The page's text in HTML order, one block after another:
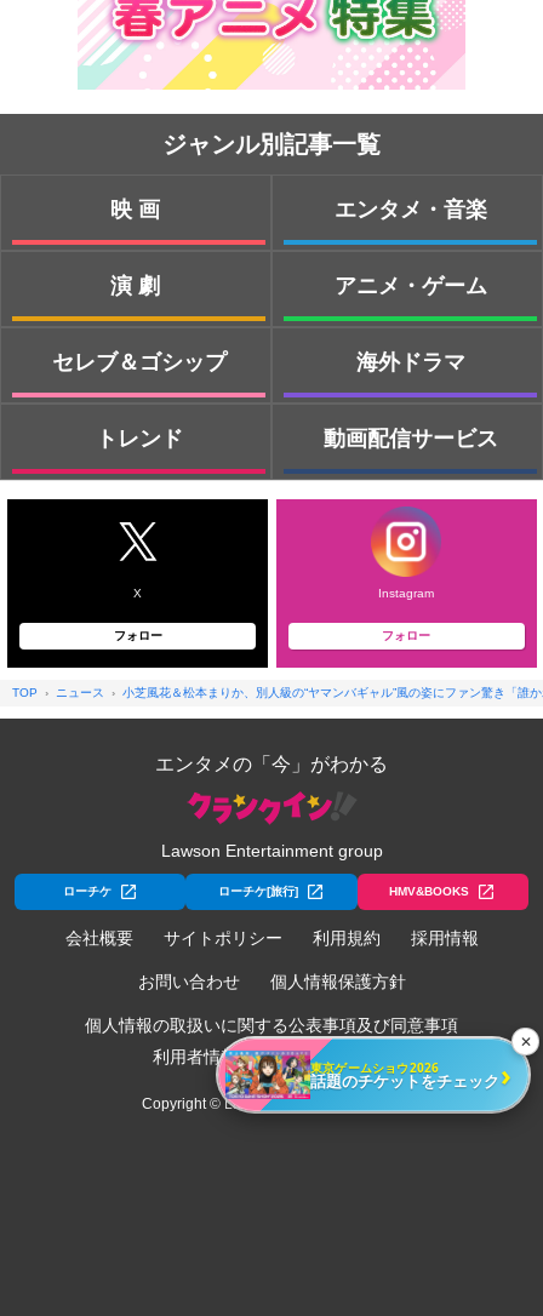
ジャンル別記事一覧
映画
演劇
セレブ＆ゴシップ
トレンド
エンタメ・音楽
アニメ・ゲーム
海外ドラマ
動画配信サービス
X
フォロー
Instagram
フォロー
TOP ニュース 小芝風花＆松本まりか、別人級の“ヤマンバギャル”風の姿にファン驚き「誰
エンタメの「今」がわかる
Lawson Entertainment group
ローチケ ローチケ[旅行] HMV&BOOKS
会社概要 サイトポリシー 利用規約 採用情報
お問い合わせ 個人情報保護方針
個人情報の取扱いに関する公表事項及び同意事項
利用者情報の外部送信について
Copyright © Lawson Entertainment, Inc.
✕
東京ゲームショウ2026
話題のチケットをチェック ›